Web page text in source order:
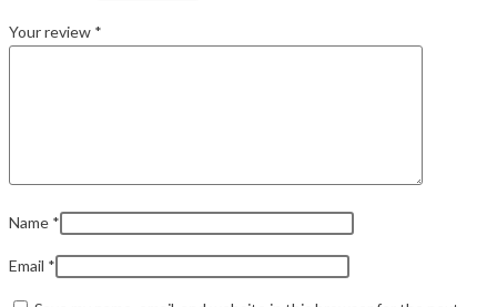
Your review *
Name *
Email *